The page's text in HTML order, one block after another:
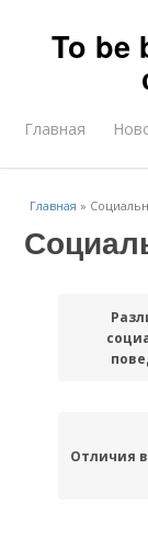
To be
Главная
Главная »
Отличия